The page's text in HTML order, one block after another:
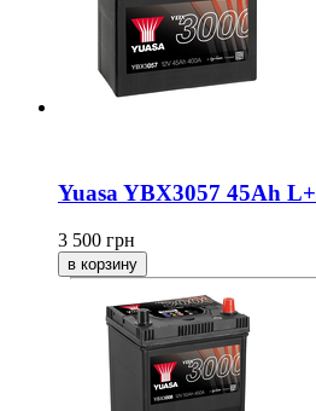
Yuasa YBX3057 45Ah L+
3 500 грн